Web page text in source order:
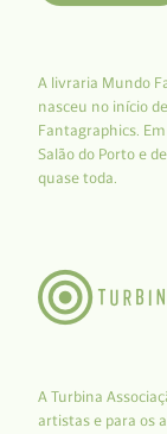
A livraria Mundo
nasceu no início
Fantagraphics.
Salão do Porto e
quase toda.
A Turbina
artistas e para os